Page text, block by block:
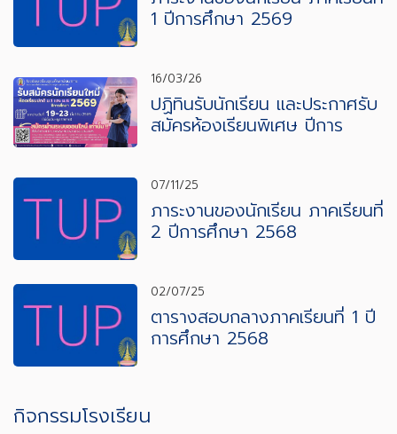
1 ปีการศึกษา 2569
16/03/26
ปฏิทินรับนักเรียน และประกาศรับ
สมัครห้องเรียนพิเศษ ปีการ
07/11/25
ภาระงานของนักเรียน ภาคเรียนที่
2 ปีการศึกษา 2568
02/07/25
ตารางสอบกลางภาคเรียนที่ 1 ปี
การศึกษา 2568
กิจกรรมโรงเรียน